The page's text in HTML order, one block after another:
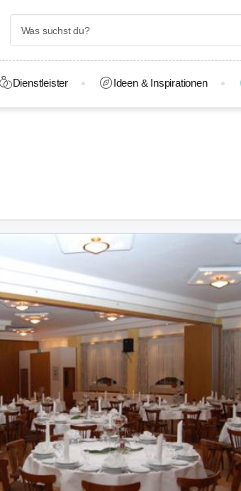
Dienstleister Ideen & Inspirationen